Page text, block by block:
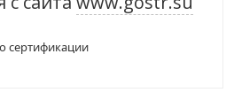
сертификации